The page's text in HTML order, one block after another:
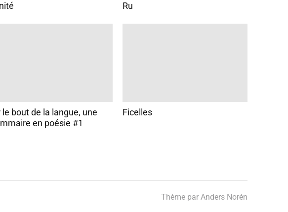
Ru
le bout de la langue, une
en poésie #1
Ficelles
Thème par Anders Norén